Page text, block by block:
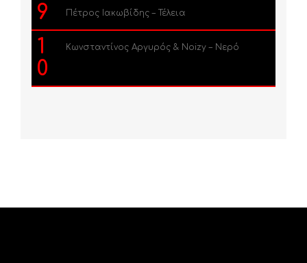
9 Πέτρος Ιακωβίδης – Τέλεια
1
0
Κωνσταντίνος Αργυρός & Noizy – Νερό